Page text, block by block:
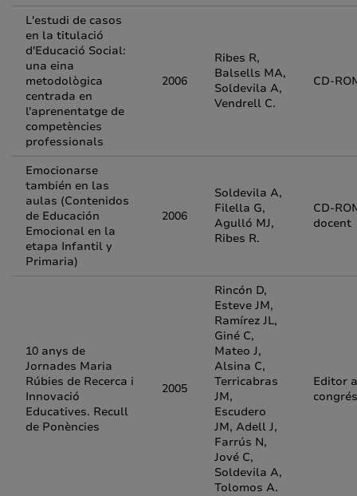
L'estudi de casos
en la titulació
d'Educació Social:
una eina
metodològica
centrada en
l'aprenentatge de
competències
professionals
2006
Ribes R,
Balsells MA,
Soldevila A,
Vendrell C.
CD-
Emocionarse
también en las
aulas (Contenidos
de Educación
Emocional en la
etapa Infantil y
Primaria)
2006
Soldevila A,
Filella G,
Agulló MJ,
Ribes R.
CD-
docent
10 anys de
Jornades Maria
Rúbies de Recerca i
Innovació
Educatives. Recull
de Ponències
2005
Rincón D,
Esteve JM,
Ramírez JL,
Giné C,
Mateo J,
Alsina C,
Terricabras
JM,
Escudero
JM, Adell J,
Farrús N,
Jové C,
Soldevila A,
Tolomos A.
Editor
congrés